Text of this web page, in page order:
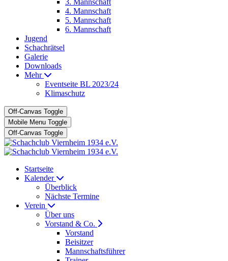
3. Mannschaft
4. Mannschaft
5. Mannschaft
6. Mannschaft
Jugend
Schachrätsel
Galerie
Downloads
Mehr
Eventseite BL 2023/24
Klimaschutz
Off-Canvas Toggle
Mobile Menu Toggle
Off-Canvas Toggle
Startseite
Kalender
Überblick
Nächste Termine
Verein
Über uns
Vorstand & Co.
Vorstand
Beisitzer
Mannschaftsführer